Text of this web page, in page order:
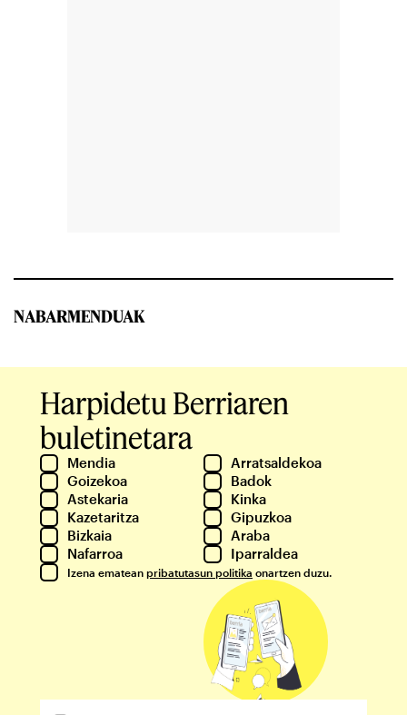
NABARMENDUAK
Harpidetu Berriaren
buletinetara
Mendia
Arratsaldekoa
Goizekoa
Badok
Astekaria
Kinka
Kazetaritza
Gipuzkoa
Bizkaia
Araba
Nafarroa
Iparraldea
Izena ematean pribatutasun politika onartzen duzu.